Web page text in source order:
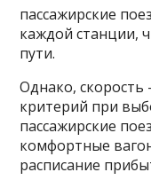
пассажирские
каждой станции,
пути.
Однако, скорость
критерий при
пассажирские
комфортные
расписание